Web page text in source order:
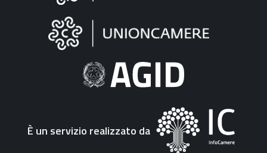
"Fattura
Elettronica"
È un servizio realizzato da